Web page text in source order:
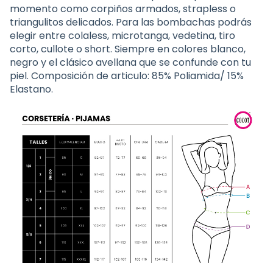
momento como corpiños armados, strapless o
triangulitos delicados. Para las bombachas podrás
elegir entre colaless, microtanga, vedetina, tiro
corto, cullote o short. Siempre en colores blanco,
negro y el clásico avellana que se confunde con tu
piel. Composición de articulo: 85% Poliamida/ 15%
Elastano.